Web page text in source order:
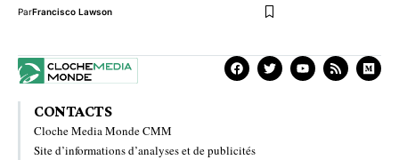
ParFrancisco Lawson
CONTACTS
Cloche Media Monde CMM
Site d’informations d’analyses et de publicités